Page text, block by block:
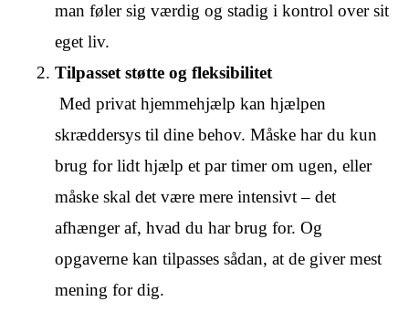
man føler sig værdig og stadig i kontrol over sit
eget liv.
Tilpasset støtte og fleksibilitet
Med privat hjemmehjælp kan hjælpen
skræddersys til dine behov. Måske har du kun
brug for lidt hjælp et par timer om ugen, eller
måske skal det være mere intensivt – det
afhænger af, hvad du har brug for. Og
opgaverne kan tilpasses sådan, at de giver mest
mening for dig.